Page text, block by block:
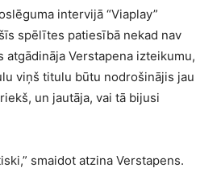
intervijā “Viaplay”
spēlītes patiesībā nekad nav
atgādināja Verstapena izteikumu,
viņš titulu būtu nodrošinājis jau
un jautāja, vai tā bijusi
smaidot atzina Verstapens.